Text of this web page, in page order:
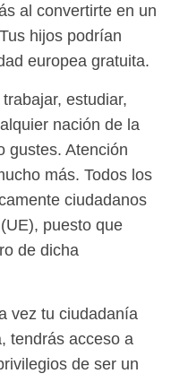
al convertirte en un
hijos podrían
europea gratuita.
estudiar,
nación de la
gustes. Atención
más. Todos los
ciudadanos
puesto que
de dicha
vez tu ciudadanía
tendrás acceso a
de ser un